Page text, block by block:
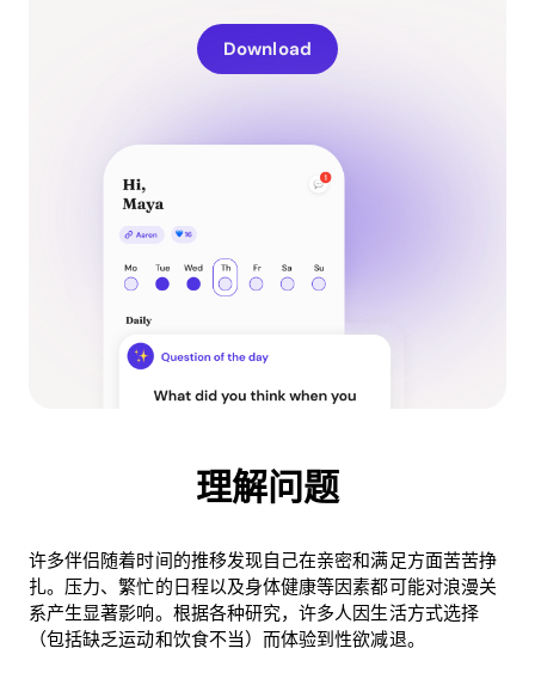
Download
理解问题
许多伴侣随着时间的推移发现自己在亲密和满足方面苦苦挣
扎。压力、繁忙的日程以及身体健康等因素都可能对浪漫关
系产生显著影响。根据各种研究，许多人因生活方式选择
（包括缺乏运动和饮食不当）而体验到性欲减退。